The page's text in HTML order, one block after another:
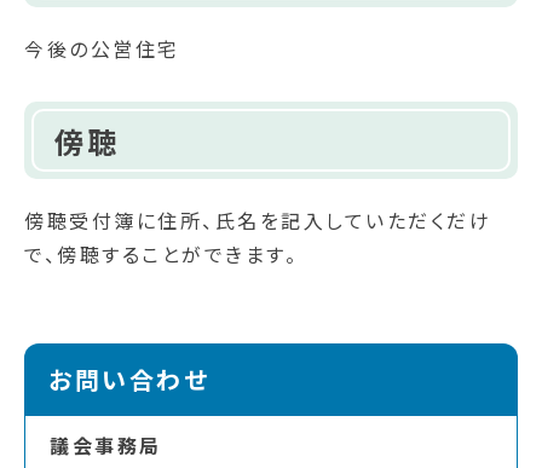
今後の公営住宅
傍聴
傍聴受付簿に住所、氏名を記入していただくだけ
で、傍聴することができます。
お問い合わせ
議会事務局